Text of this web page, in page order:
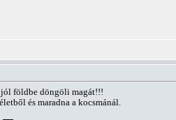
földbe döngöli magát!!!
és maradna a kocsmánál.